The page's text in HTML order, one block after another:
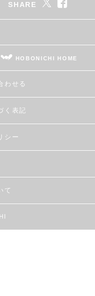
SHARE
HOBONICHI HOME
わせる
く表記
シー
て